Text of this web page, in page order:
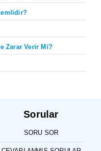
Zarar Verir Mi?
Sorular
SORU SOR